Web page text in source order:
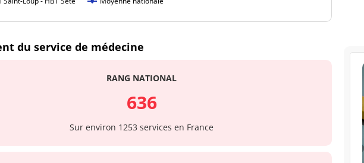
du service de médecine
RANG NATIONAL
636
Sur environ 1253 services en France